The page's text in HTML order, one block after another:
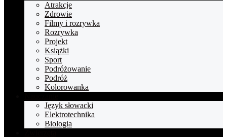
Atrakcje
Zdrowie
Filmy i rozrywka
Rozrywka
Projekt
Książki
Sport
Podróżowanie
Podróż
Kolorowanka
Język słowacki
Elektrotechnika
Biologia